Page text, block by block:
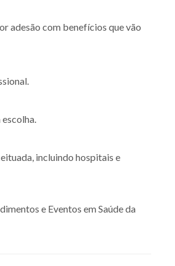
adesão com benefícios que vão
incluindo hospitais e
e Eventos em Saúde da